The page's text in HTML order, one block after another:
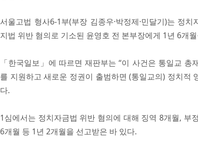
서울고법 형사6-1부(부장 김종우·박정제·민달기)는 정
지법 위반 혐의로 기소된 윤영호 전 본부장에게 1년 6개
「한국일보」에 따르면 재판부는 “이 사건은 통일교
를 지원하고 새로운 정권이 출범하면 (통일교의) 정치적
다.
1심에서는 정치자금법 위반 혐의에 대해 징역 8개월, 부
6개월 등 1년 2개월을 선고받은 바 있다.